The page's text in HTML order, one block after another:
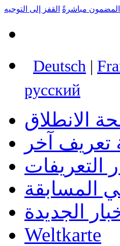
المضمون مباشرةً القفز إلى التوجيه
Deutsch |
русский
الانطلاق
تعريف آخر
التعريفات
المسابقة
الجديدة
Weltkarte